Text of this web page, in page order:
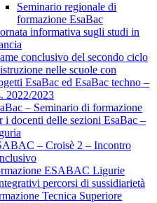
Seminario regionale di
formazione EsaBac
informativa sugli studi in
conclusivo del secondo ciclo
nelle scuole con
EsaBac ed EsaBac techno –
2022/2023
– Seminario di formazione
i docenti delle sezioni EsaBac –
– Croisè 2 – Incontro
ESABAC Ligurie
percorsi di sussidiarietà
Tecnica Superiore